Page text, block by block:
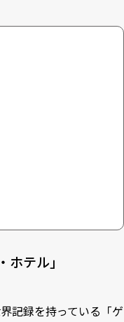
テル」
記録を持っている「ゲ